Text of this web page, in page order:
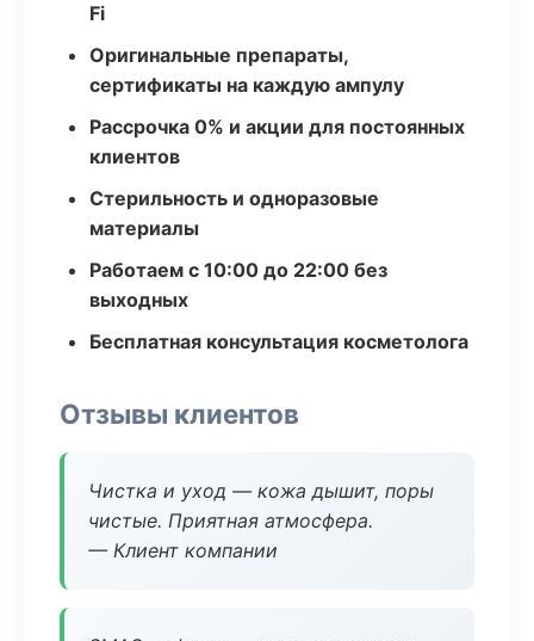
Fi
Оригинальные препараты,
сертификаты на каждую ампулу
Рассрочка 0% и акции для постоянных
клиентов
Стерильность и одноразовые
материалы
Работаем с 10:00 до 22:00 без
выходных
Бесплатная консультация косметолога
Отзывы клиентов
Чистка и уход — кожа дышит, поры
чистые. Приятная атмосфера.
— Клиент компании